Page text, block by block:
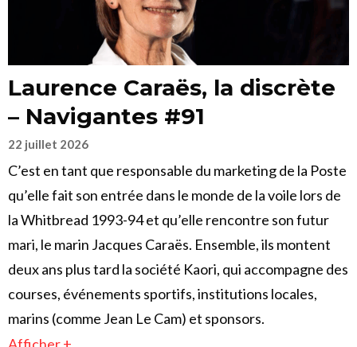
Laurence Caraës, la discrète
– Navigantes #91
22 juillet 2026
C’est en tant que responsable du marketing de la Poste
qu’elle fait son entrée dans le monde de la voile lors de
la Whitbread 1993-94 et qu’elle rencontre son futur
mari, le marin Jacques Caraës. Ensemble, ils montent
deux ans plus tard la société Kaori, qui accompagne des
courses, événements sportifs, institutions locales,
marins (comme Jean Le Cam) et sponsors.